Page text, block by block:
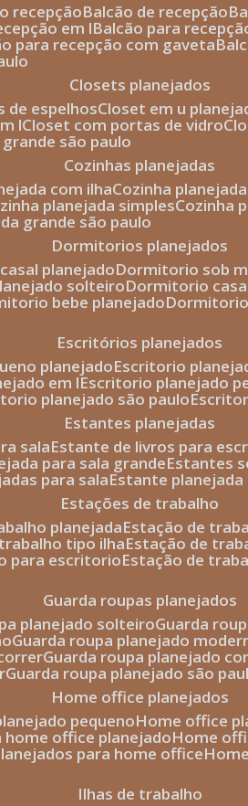
recepção balcão de recepção
em l balcão para
para recepção com gaveta
closets planejados
de espelhos closet em u
l closet com portas de vidro
são paulo
cozinhas planejadas
com ilha cozinha
planejada simples cozinha
grande são paulo
dormitorios planejados
planejado dormitorio sob
solteiro dormitorio
bebe planejado
escritórios planejados
planejado escritorio
em l escritorio planejado
planejado são paulo
estantes planejadas
sala estante de livros para
para sala grande estantes
para sala estante
estações de trabalho
planejada estação de
tipo ilha estação de
para escritorio estação de
guarda roupas planejados
planejado solteiro guarda
guarda roupa planejado
guarda roupa planejado
guarda roupa planejado são
home office planejados
pequeno home office
home office planejado home
para home office
ilhas de trabalho